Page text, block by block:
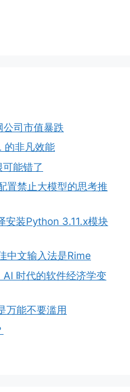
公司市值暴跌
的非凡效能
可能错了
置禁止大模型的思考推
安装Python 3.11.x模块
中文输入法是Rime
时代的软件经济学变
万能不要滥用